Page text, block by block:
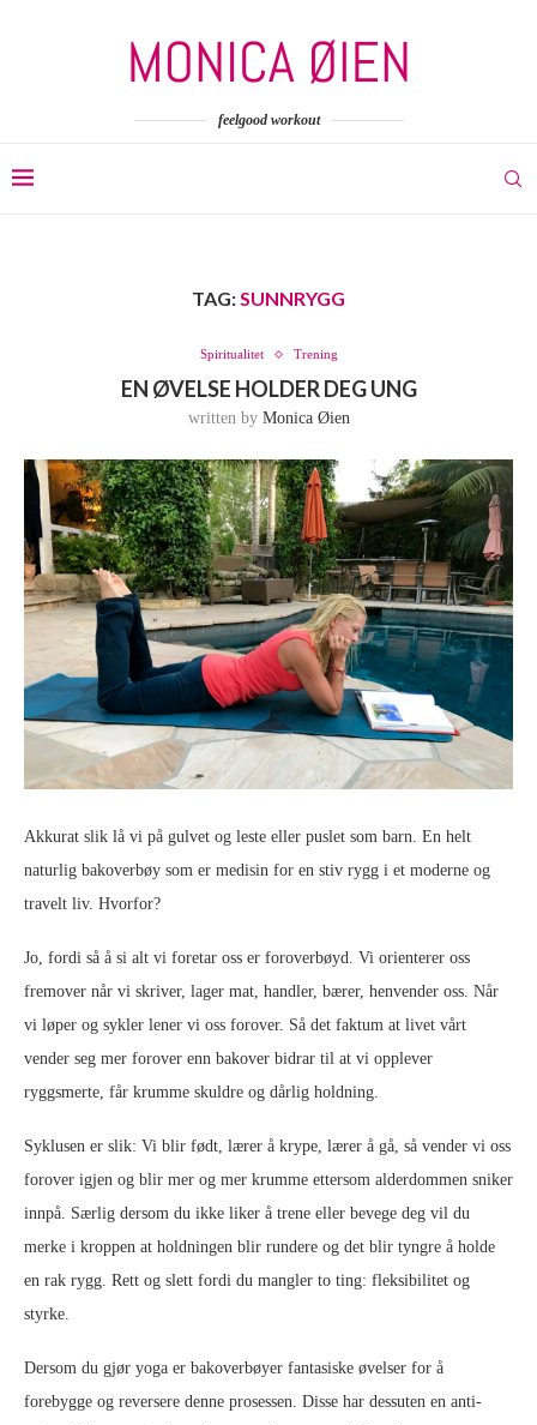
feelgood workout
TAG:SUNNRYGG
Spiritualitet Trening
EN ØVELSE HOLDER DEG UNG
written by Monica Øien
Akkurat slik lå vi på gulvet og leste eller puslet som barn. En helt
naturlig bakoverbøy som er medisin for en stiv rygg i et moderne og
travelt liv. Hvorfor?
Jo, fordi så å si alt vi foretar oss er foroverbøyd. Vi orienterer oss
fremover når vi skriver, lager mat, handler, bærer, henvender oss. Når
vi løper og sykler lener vi oss forover. Så det faktum at livet vårt
vender seg mer forover enn bakover bidrar til at vi opplever
ryggsmerte, får krumme skuldre og dårlig holdning.
Syklusen er slik: Vi blir født, lærer å krype, lærer å gå, så vender vi oss
forover igjen og blir mer og mer krumme ettersom alderdommen sniker
innpå. Særlig dersom du ikke liker å trene eller bevege deg vil du
merke i kroppen at holdningen blir rundere og det blir tyngre å holde
en rak rygg. Rett og slett fordi du mangler to ting: fleksibilitet og
styrke.
Dersom du gjør yoga er bakoverbøyer fantasiske øvelser for å
forebygge og reversere denne prosessen. Disse har dessuten en anti-